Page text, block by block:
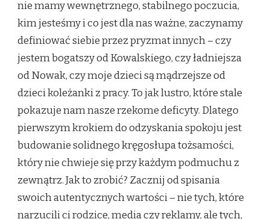
nie mamy wewnętrznego, stabilnego poczucia,
kim jesteśmy i co jest dla nas ważne, zaczynamy
definiować siebie przez pryzmat innych – czy
jestem bogatszy od Kowalskiego, czy ładniejsza
od Nowak, czy moje dzieci są mądrzejsze od
dzieci koleżanki z pracy. To jak lustro, które stale
pokazuje nam nasze rzekome deficyty. Dlatego
pierwszym krokiem do odzyskania spokoju jest
budowanie solidnego kręgosłupa tożsamości,
który nie chwieje się przy każdym podmuchu z
zewnątrz. Jak to zrobić? Zacznij od spisania
swoich autentycznych wartości – nie tych, które
narzucili ci rodzice, media czy reklamy, ale tych,